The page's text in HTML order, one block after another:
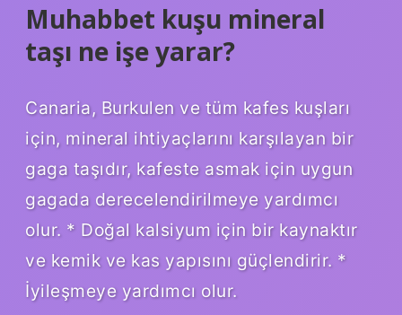
Muhabbet kuşu mineral
taşı ne işe yarar?
Canaria, Burkulen ve tüm kafes kuşları
için, mineral ihtiyaçlarını karşılayan bir
gaga taşıdır, kafeste asmak için uygun
gagada derecelendirilmeye yardımcı
olur. * Doğal kalsiyum için bir kaynaktır
ve kemik ve kas yapısını güçlendirir. *
İyileşmeye yardımcı olur.